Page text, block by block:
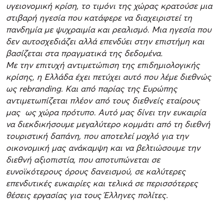
υγειονομική κρίση, το τιμόνι της χώρας κρατούσε μια
στιβαρή ηγεσία που κατάφερε να διαχειριστεί τη
πανδημία με ψυχραιμία και ρεαλισμό. Μια ηγεσία που
δεν αυτοσχεδιάζει αλλά επενδύει στην επιστήμη και
βασίζεται στα πραγματικά της δεδομένα.
Με την επιτυχή αντιμετώπιση της επιδημιολογικής
κρίσης, η Ελλάδα έχει πετύχει αυτό που λέμε διεθνώς
ως rebranding. Kαι από παρίας της Ευρώπης
αντιμετωπίζεται πλέον από τους διεθνείς εταίρους
μας ως χώρα πρότυπο. Αυτό μας δίνει την ευκαιρία
να διεκδικήσουμε μεγαλύτερο κομμάτι από τη διεθνή
τουριστική δαπάνη, που αποτελεί μοχλό για την
οικονομική μας ανάκαμψη και να βελτιώσουμε την
διεθνή αξιοπιστία, που αποτυπώνεται σε
ευνοϊκότερους όρους δανεισμού, σε καλύτερες
επενδυτικές ευκαιρίες και τελικά σε περισσότερες
θέσεις εργασίας για τους Έλληνες πολίτες.